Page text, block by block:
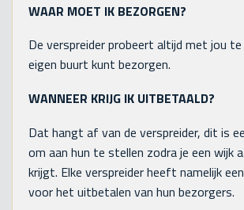
WAAR MOET IK BEZORGEN?
De verspreider probeert altijd met jou te
eigen buurt kunt bezorgen.
WANNEER KRIJG IK UITBETAALD?
Dat hangt af van de verspreider, dit is
om aan hun te stellen zodra je een wijk
krijgt. Elke verspreider heeft namelijk
voor het uitbetalen van hun bezorgers.